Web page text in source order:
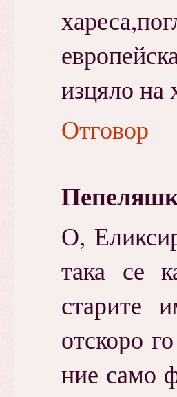
изцяло на
Отговор
О,
така се
старите
отскоро
ние само